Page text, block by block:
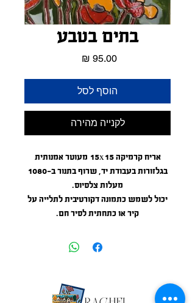
בתים בטבע
‏95.00 ‏₪
הוסף לסל
לקנייה מהירה
אריח קרמיקה 15x15 מעוטר אמנותית
בגלזורות בעבודת יד, שרוף בתנור ב-1080
מעלות צלסיוס.
יכול לשמש כתמונה דקורטיבית לתלייה על
קיר או כתחתית לסיר חם.
6"*6" artistic hand glazed ceramic tile'
Weather proof, can be used outdoors.